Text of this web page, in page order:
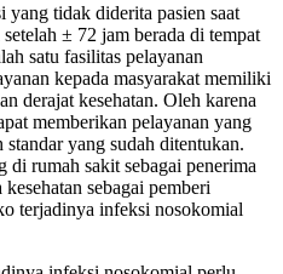
tidak diderita pasien saat
± 72 jam berada di tempat
satu fasilitas pelayanan
kepada masyarakat memiliki
derajat kesehatan. Oleh karena
memberikan pelayanan yang
standar yang sudah ditentukan.
di rumah sakit sebagai penerima
sebagai pemberi
terjadinya infeksi nosokomial